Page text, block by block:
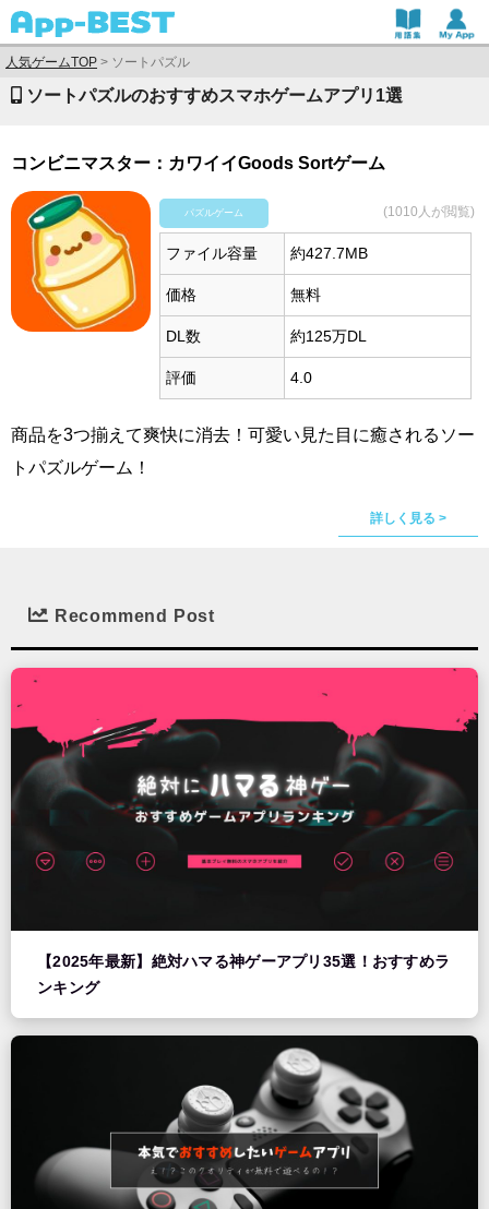
人気ゲームTOP > ソートパズル
ソートパズルのおすすめスマホゲームアプリ1選
コンビニマスター：カワイイGoods Sortゲーム
パズルゲーム (1010人が閲覧)
ファイル容量 約427.7MB
価格 無料
DL数 約125万DL
評価 4.0
商品を3つ揃えて爽快に消去！可愛い見た目に癒されるソー
トパズルゲーム！
詳しく見る >
Recommend Post
【2025年最新】絶対ハマる神ゲーアプリ35選！おすすめラ
ンキング